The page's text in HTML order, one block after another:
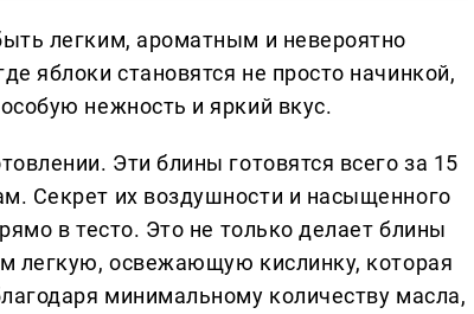
легким, ароматным и невероятно
яблоки становятся не просто начинкой,
нежность и яркий вкус.
Эти блины готовятся всего за 15
Секрет их воздушности и насыщенного
в тесто. Это не только делает блины
легкую, освежающую кислинку, которая
минимальному количеству масла,